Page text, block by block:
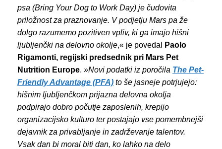
psa (Bring Your Dog to Work Day) je čudovita
priložnost za praznovanje. V podjetju Mars pa že
dolgo razumemo pozitiven vpliv, ki ga imajo hišni
ljubljenčki na delovno okolje,« je povedal
Paolo
Rigamonti, regijski predsednik pri Mars Pet
Nutrition Europe. »Novi podatki iz poročila The Pet-
Friendly Advantage (PFA) to še jasneje potrjujejo:
hišnim ljubljenčkom prijazna delovna okolja
podpirajo dobro počutje zaposlenih, krepijo
organizacijsko kulturo ter postajajo vse pomembnejši
dejavnik za privabljanje in zadrževanje talentov.
Vsak dan bi moral biti dan, ko lahko na delo